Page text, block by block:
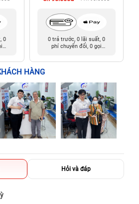
0
0 trả trước, 0 lãi suất, 0
phí chuyển đổi, 0 gọi
HÀNG
Hỏi và đáp